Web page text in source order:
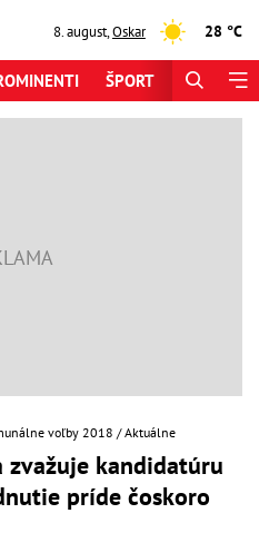
8. august,Oskar 28 °C
ŠPORT
voľby 2018 Aktuálne
zvažuje kandidatúru
príde čoskoro